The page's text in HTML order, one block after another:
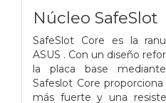
Núcleo SafeSlot
SafeSlot Core es la
ASUS . Con un diseño
la placa base
Safeslot Core
más fuerte y una